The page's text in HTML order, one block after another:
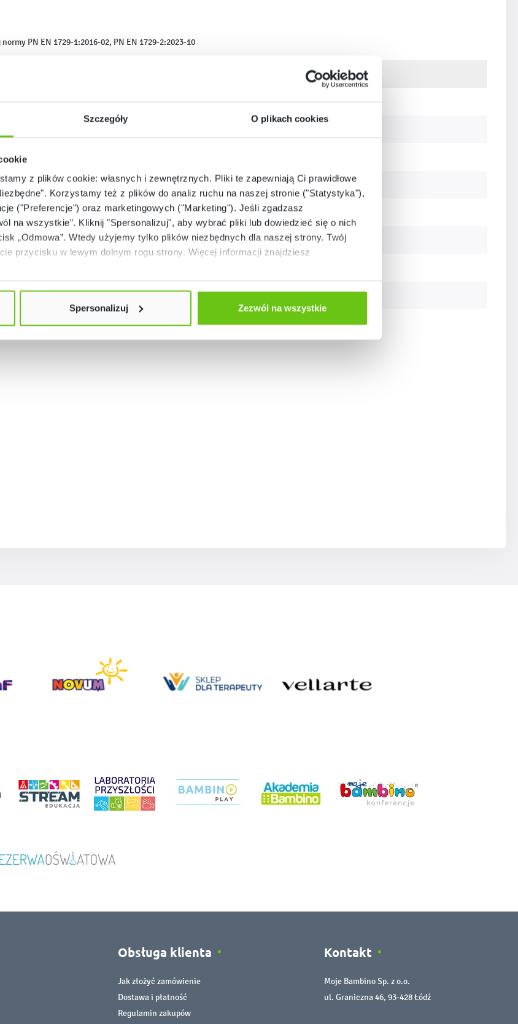
Szczegóły O plikach cookies
z plików cookie: własnych i zewnętrznych. Pliki te zapewniają Ci prawidłowe
Korzystamy też z plików do analiz ruchu na naszej stronie ("Statystyka"),
("Preferencje") oraz marketingowych ("Marketing"). Jeśli zgadzasz
na wszystkie”. Kliknij "Spersonalizuj", aby wybrać pliki lub dowiedzieć się o nich
„Odmowa”. Wtedy użyjemy tylko plików niezbędnych dla naszej strony. Twój
przycisku w lewym dolnym rogu strony. Więcej informacji znajdziesz
Spersonalizuj Zezwól na wszystkie
PN EN 1729-1:2016-02, PN EN 1729-2:2023-10
od 108 do 121 cm
od 119 do 142 cm Przedszkole
od 133 do 159 cm Szkoła
od 146 do 176,5 cm Szkoła
od 174 do 207 cm Szkoła
Obsługa klienta
Jak złożyć zamówienie
Dostawa i płatność
Regulamin zakupów
Kontakt
Moje Bambino Sp. z o.o.
ul. Graniczna 46, 93-428 Łódź